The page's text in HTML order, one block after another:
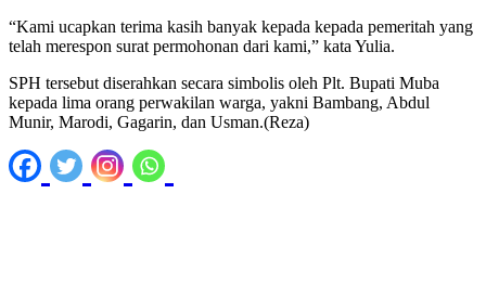
“Kami ucapkan terima kasih banyak kepada kepada pemeritah yang
telah merespon surat permohonan dari kami,” kata Yulia.
SPH tersebut diserahkan secara simbolis oleh Plt. Bupati Muba
kepada lima orang perwakilan warga, yakni Bambang, Abdul
Munir, Marodi, Gagarin, dan Usman.(Reza)